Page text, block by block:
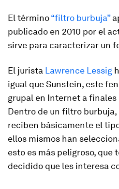
El término“filtro burbuja”
publicado en 2010 por el
sirve para caracterizar un
El jurista Lawrence Lessig
igual que Sunstein, este
grupal en Internet a finales
Dentro de un filtro
reciben básicamente el
ellos mismos han
esto es más peligroso, que
decidido que les interesa